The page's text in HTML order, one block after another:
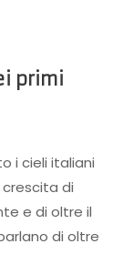
primi
i cieli italiani
crescita di
e di oltre il
di oltre